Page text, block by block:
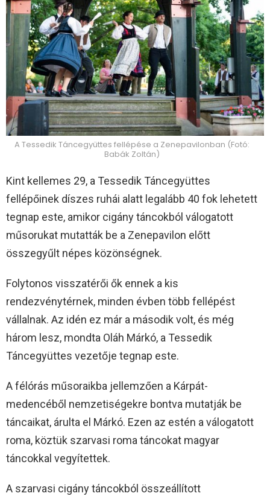
A Tessedik Táncegyüttes fellépése a Zenepavilonban (Fotó:
Babák Zoltán)
Kint kellemes 29, a Tessedik Táncegyüttes
fellépőinek díszes ruhái alatt legalább 40 fok lehetett
tegnap este, amikor cigány táncokból válogatott
műsorukat mutatták be a Zenepavilon előtt
összegyűlt népes közönségnek.
Folytonos visszatérői ők ennek a kis
rendezvénytérnek, minden évben több fellépést
vállalnak. Az idén ez már a második volt, és még
három lesz, mondta Oláh Márkó, a Tessedik
Táncegyüttes vezetője tegnap este.
A félórás műsoraikba jellemzően a Kárpát-
medencéből nemzetiségekre bontva mutatják be
táncaikat, árulta el Márkó. Ezen az estén a válogatott
roma, köztük szarvasi roma táncokat magyar
táncokkal vegyítettek.
A szarvasi cigány táncokból összeállított